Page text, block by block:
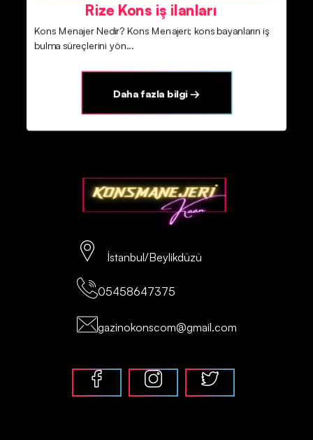
Rize Kons iş ilanları
Kons Menajer Nedir? Kons Menajeri; kons bayanların iş
bulma süreçlerini yön...
Daha fazla bilgi →
İstanbul/Beylikdüzü
05458647375
gazinokonscom@gmail.com